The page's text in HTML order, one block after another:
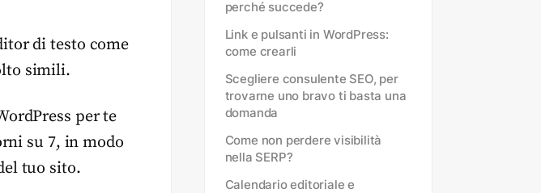
di testo come
simili.
per te
su 7, in modo
tuo sito.
perché succede?
Link e pulsanti in WordPress:
come crearli
Scegliere consulente SEO, per
trovarne uno bravo ti basta una
domanda
Come non perdere visibilità
nella SERP?
Calendario editoriale e